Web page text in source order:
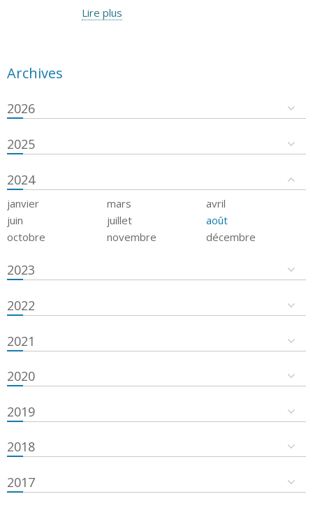
Lire plus
Archives
2026
2025
2024
janvier mars
avril
juin
juillet
août
octobre
novembre décembre
2023
2022
2021
2020
2019
2018
2017